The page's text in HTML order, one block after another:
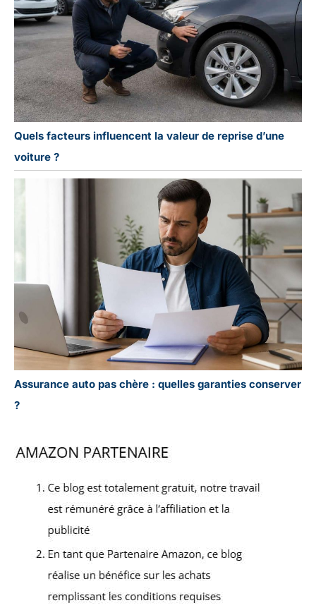
Quels facteurs influencent la valeur de reprise d’une
voiture ?
Assurance auto pas chère : quelles garanties conserver
?